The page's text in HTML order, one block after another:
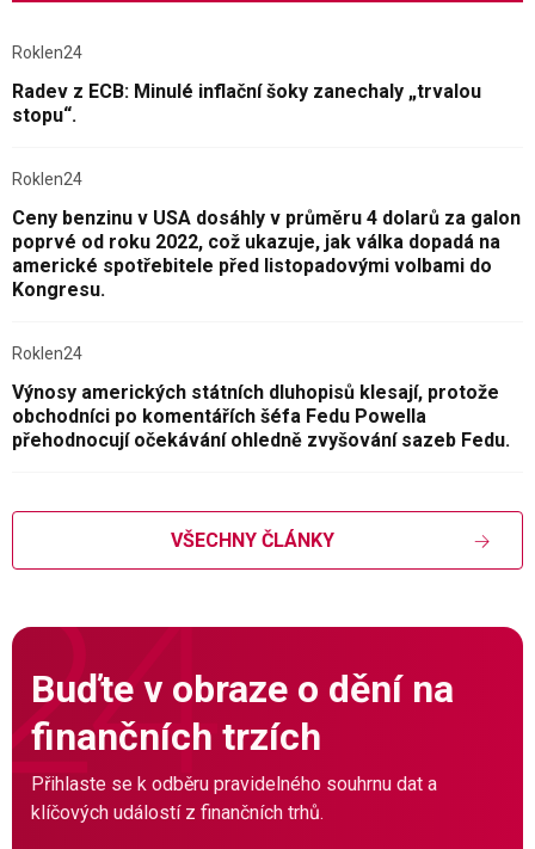
Roklen24
Radev z ECB: Minulé inflační šoky zanechaly „trvalou
stopu“.
Roklen24
Ceny benzinu v USA dosáhly v průměru 4 dolarů za galon
poprvé od roku 2022, což ukazuje, jak válka dopadá na
americké spotřebitele před listopadovými volbami do
Kongresu.
Roklen24
Výnosy amerických státních dluhopisů klesají, protože
obchodníci po komentářích šéfa Fedu Powella
přehodnocují očekávání ohledně zvyšování sazeb Fedu.
VŠECHNY ČLÁNKY
Buďte v obraze o dění na
finančních trzích
Přihlaste se k odběru pravidelného souhrnu dat a
klíčových událostí z finančních trhů.